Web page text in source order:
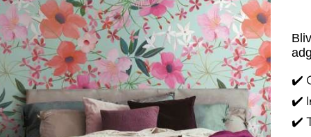
Farvebuen Annette Jensen
Tlf. 25 78 11 48
Mail: info@tapetogkunst.dk
Adresse: Møllegade 2 – 4100 Ringsted
CVR-nr.: 14411909
Brands
Cookie og
FAQ
✔️
✔️
✔️